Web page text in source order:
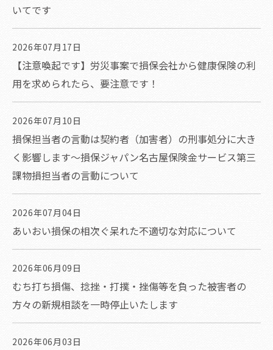
いてです
2026年07月17日
【注意喚起です】労災事案で損保会社から健康保険の利
用を求められたら、要注意です！
2026年07月10日
損保担当者の言動は契約者（加害者）の刑事処分に大き
く影響します～損保ジャパン名古屋保険金サービス第三
課物損担当者の言動について
2026年07月04日
あいおい損保の相次ぐ呆れた不適切な対応について
2026年06月09日
むち打ち損傷、捻挫・打撲・挫傷等を負った被害者の
方々の新規相談を一時停止いたします
2026年06月03日